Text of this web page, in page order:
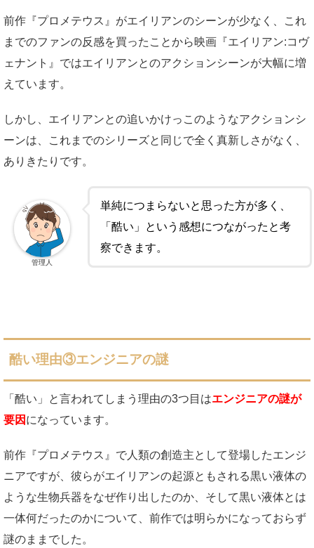
前作『プロメテウス』がエイリアンのシーンが少なく、これ
までのファンの反感を買ったことから映画『エイリアン:コヴ
ェナント』ではエイリアンとのアクションシーンが大幅に増
えています。
しかし、エイリアンとの追いかけっこのようなアクションシ
ーンは、これまでのシリーズと同じで全く真新しさがなく、
ありきたりです。
単純につまらないと思った方が多く、
「酷い」という感想につながったと考
察できます。
管理人
酷い理由③エンジニアの謎
「酷い」と言われてしまう理由の3つ目はエンジニアの謎が
要因 になっています。
前作『プロメテウス』で人類の創造主として登場したエンジ
ニアですが、彼らがエイリアンの起源ともされる黒い液体の
ような生物兵器をなぜ作り出したのか、そして黒い液体とは
一体何だったのかについて、前作では明らかになっておらず
謎のままでした。